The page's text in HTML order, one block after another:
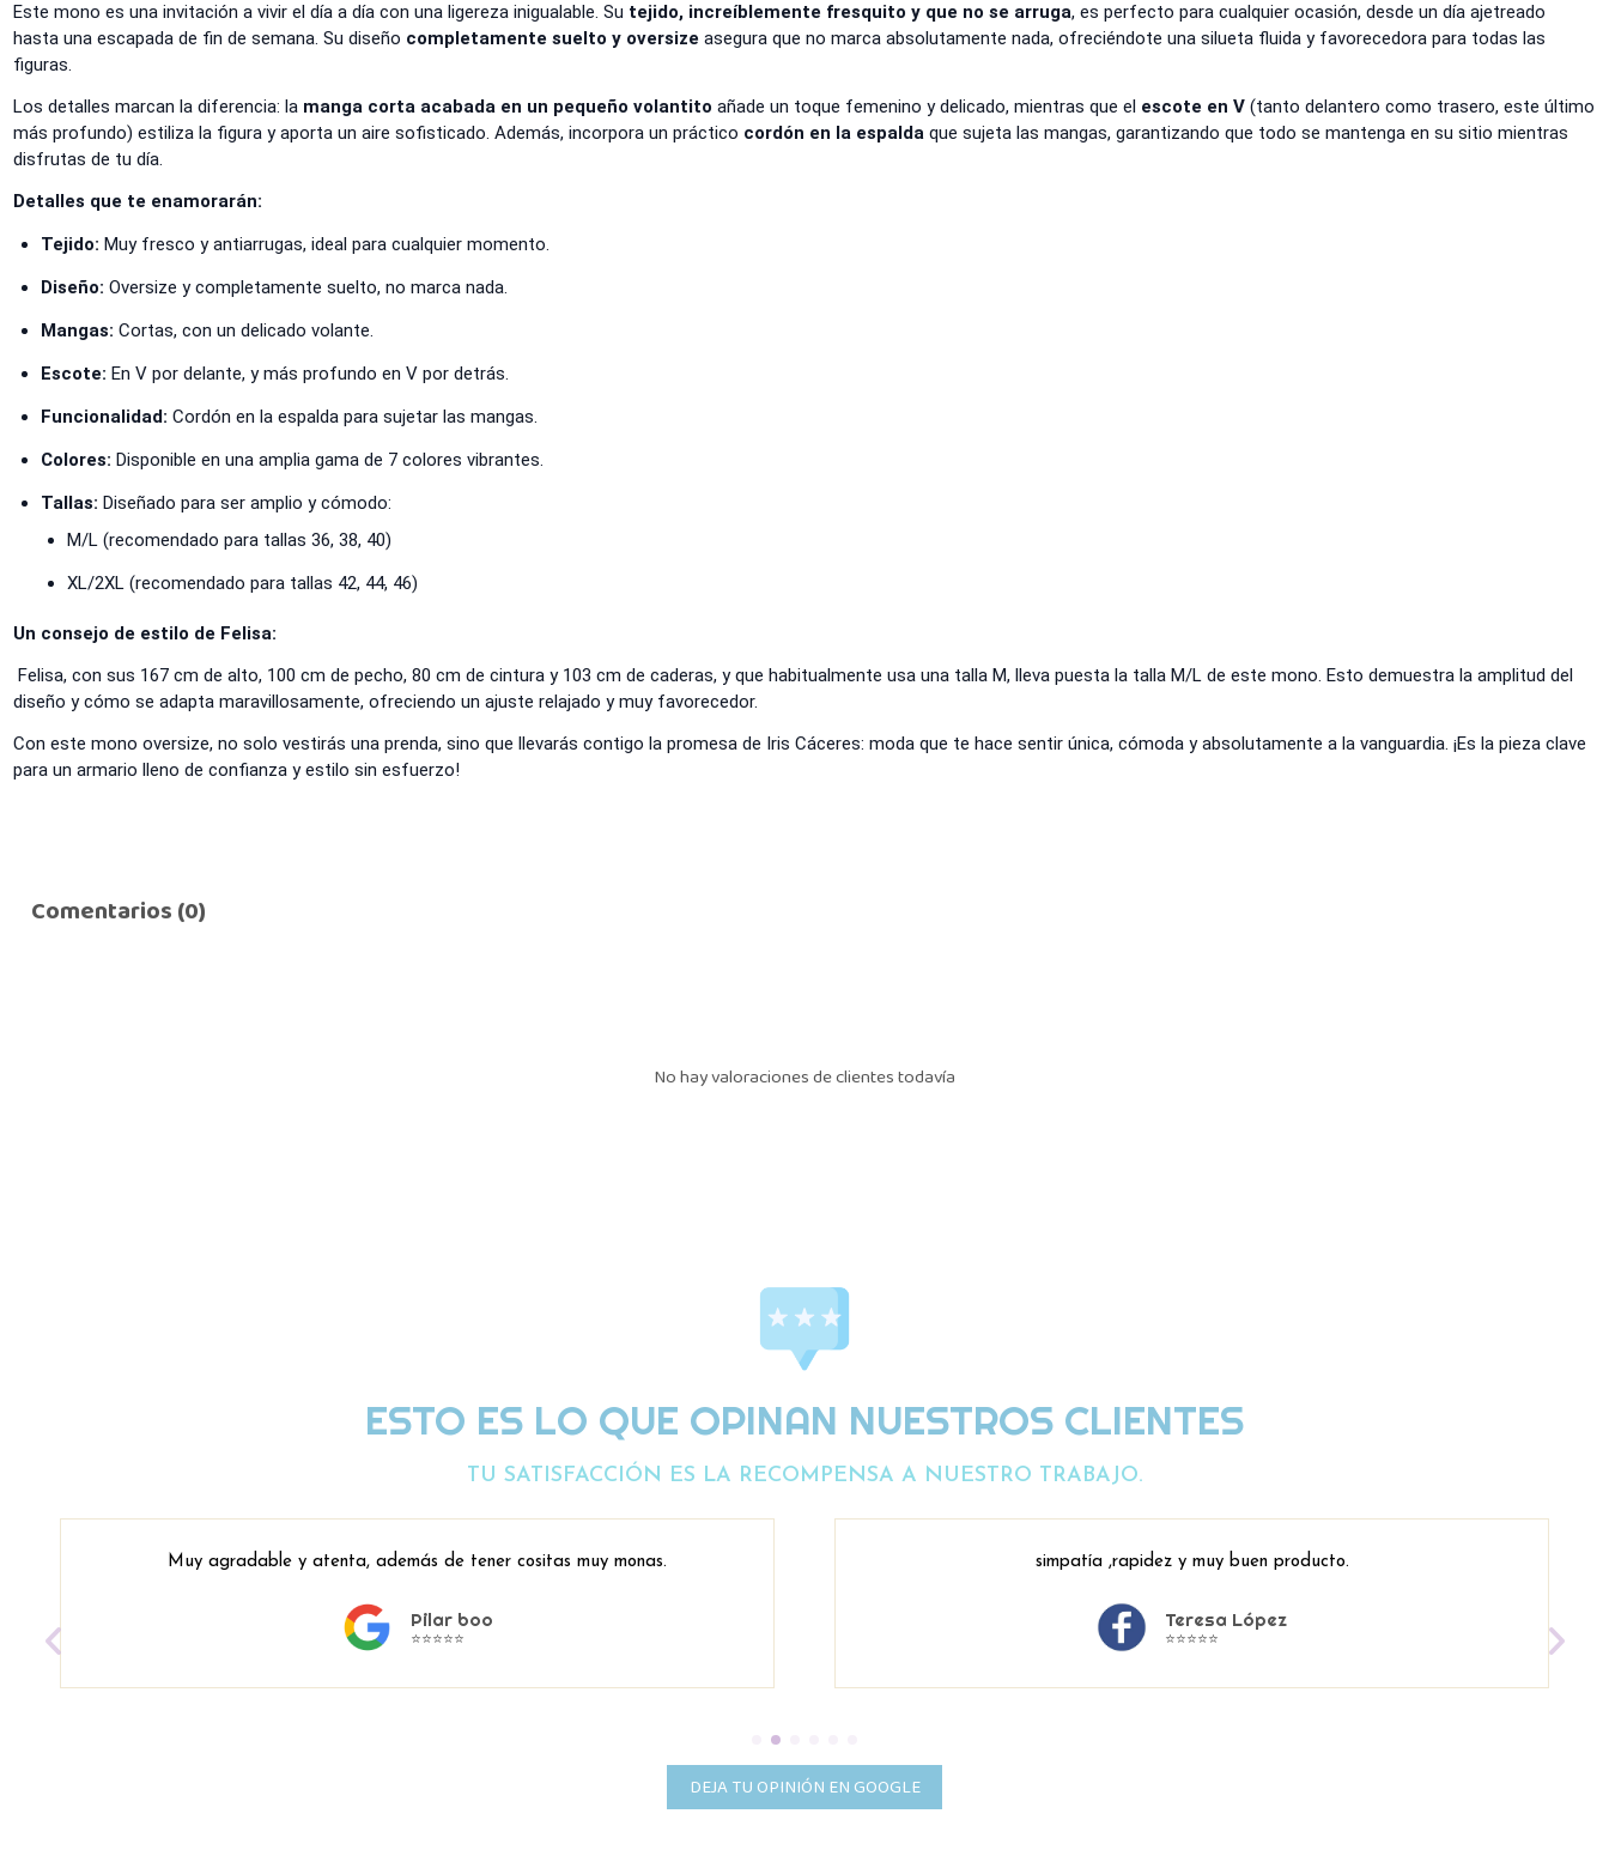
Este mono es una invitación a vivir el día a día con una ligereza inigualable. Su tejido, increíblemente fresquito y que no se arruga, es perfecto para cualquier ocasión, desde un día ajetreado
hasta una escapada de fin de semana. Su diseño completamente suelto y oversize asegura que no marca absolutamente nada, ofreciéndote una silueta fluida y favorecedora para todas las
figuras.
Los detalles marcan la diferencia: la manga corta acabada en un pequeño volantito añade un toque femenino y delicado, mientras que el escote en V (tanto delantero como trasero, este último
más profundo) estiliza la figura y aporta un aire sofisticado. Además, incorpora un práctico cordón en la espalda que sujeta las mangas, garantizando que todo se mantenga en su sitio mientras
disfrutas de tu día.
Detalles que te enamorarán:
Tejido: Muy fresco y antiarrugas, ideal para cualquier momento.
Diseño: Oversize y completamente suelto, no marca nada.
Mangas: Cortas, con un delicado volante.
Escote: En V por delante, y más profundo en V por detrás.
Funcionalidad: Cordón en la espalda para sujetar las mangas.
Colores: Disponible en una amplia gama de 7 colores vibrantes.
Tallas: Diseñado para ser amplio y cómodo:
M/L (recomendado para tallas 36, 38, 40)
XL/2XL (recomendado para tallas 42, 44, 46)
Un consejo de estilo de Felisa:
Felisa, con sus 167 cm de alto, 100 cm de pecho, 80 cm de cintura y 103 cm de caderas, y que habitualmente usa una talla M, lleva puesta la talla M/L de este mono. Esto demuestra la amplitud del
diseño y cómo se adapta maravillosamente, ofreciendo un ajuste relajado y muy favorecedor.
Con este mono oversize, no solo vestirás una prenda, sino que llevarás contigo la promesa de Iris Cáceres: moda que te hace sentir única, cómoda y absolutamente a la vanguardia. ¡Es la pieza clave
para un armario lleno de confianza y estilo sin esfuerzo!
Comentarios (0)
No hay valoraciones de clientes todavía
ESTO ES LO QUE OPINAN NUESTROS CLIENTES
TU SATISFACCIÓN ES LA RECOMPENSA A NUESTRO TRABAJO.
Muy agradable y atenta, además de tener cositas muy monas.
Pilar boo
⭐⭐⭐⭐⭐
simpatía ,rapidez y muy buen producto.
Teresa López
⭐⭐⭐⭐⭐
DEJA TU OPINIÓN EN GOOGLE